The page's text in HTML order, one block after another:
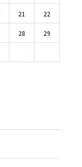
21 22
28 29